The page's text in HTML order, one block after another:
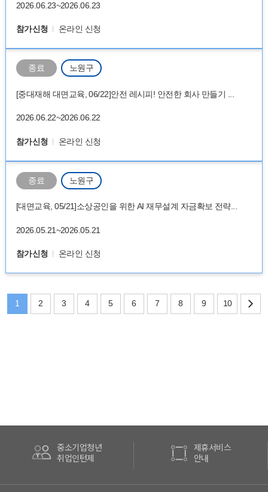
2026.06.23~2026.06.23
참가신청 온라인 신청
종료 노원구
[중대재해 대면교육, 06/22]안전 레시피! 안전한 회사 만들기 ...
2026.06.22~2026.06.22
참가신청 온라인 신청
종료 노원구
[대면교육, 05/21]소상공인을 위한 AI 재무설계 자금확보 전략...
2026.05.21~2026.05.21
참가신청 온라인 신청
1 2 3 4 5 6 7 8 9 10
중소기업청년
취업인턴제
제휴서비스
안내